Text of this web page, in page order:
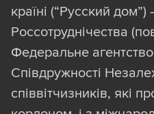
Щоб детальніше
справу, в “картці”
його / її біографію
на Вікіпедії рідною
а якщо такої статті
біографічні довідки
країні (“Русский
Россотруднічества
Федеральне
Співдружності
співвітчизників, які